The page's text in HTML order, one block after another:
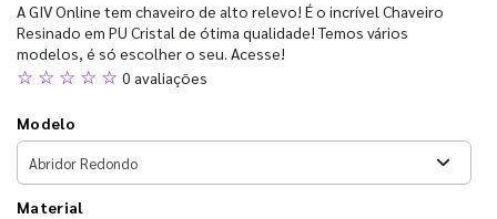
A GIV Online tem chaveiro de alto relevo! É o incrível Chaveiro
Resinado em PU Cristal de ótima qualidade! Temos vários
modelos, é só escolher o seu. Acesse!
☆ ☆ ☆ ☆ ☆ 0 avaliações
Modelo
Material